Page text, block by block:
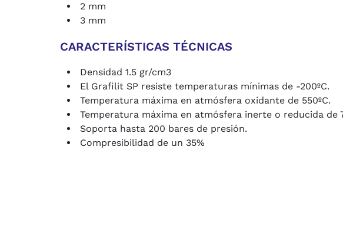
2 mm
3 mm
CARACTERÍSTICAS TÉCNICAS
Densidad 1.5 gr/cm3
El Grafilit SP resiste temperaturas mínimas de -200ºC.
Temperatura máxima en atmósfera oxidante de 550ºC.
Temperatura máxima en atmósfera inerte o reducida de
Soporta hasta 200 bares de presión.
Compresibilidad de un 35%